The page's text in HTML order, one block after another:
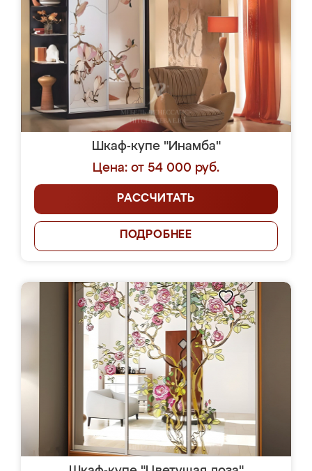
Шкаф-купе "Инамба"
Цена: от 54 000 руб.
РАССЧИТАТЬ
ПОДРОБНЕЕ